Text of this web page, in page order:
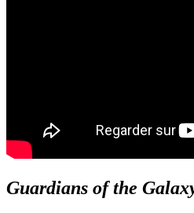
Guardians of the